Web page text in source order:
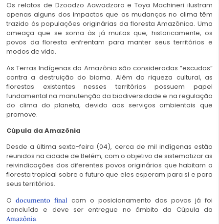
Os relatos de Dzoodzo Aawadzoro e Toya Machineri ilustram
apenas alguns dos impactos que as mudanças no clima têm
trazido às populações originárias da floresta Amazônica. Uma
ameaça que se soma às já muitas que, historicamente, os
povos da floresta enfrentam para manter seus territórios e
modos de vida.
As Terras Indígenas da Amazônia são consideradas “escudos”
contra a destruição do bioma. Além da riqueza cultural, as
florestas existentes nesses territórios possuem papel
fundamental na manutenção da biodiversidade e na regulação
do clima do planeta, devido aos serviços ambientais que
promove.
Cúpula da Amazônia
Desde a última sexta-feira (04), cerca de mil indígenas estão
reunidos na cidade de Belém, com o objetivo de sistematizar as
reivindicações dos diferentes povos originários que habitam a
floresta tropical sobre o futuro que eles esperam para si e para
seus territórios.
O documento final com o posicionamento dos povos já foi
concluído e deve ser entregue no âmbito da Cúpula da
Amazônia.